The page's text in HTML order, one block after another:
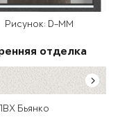
Рисунок: D-MM
отделка
Бьянко